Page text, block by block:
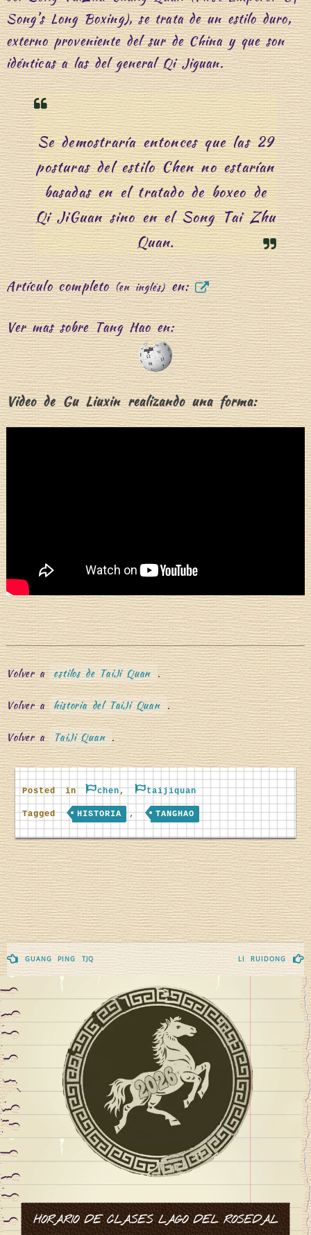
Song’s Long Boxing), se trata de un estilo duro,
externo proveniente del sur de China y que son
idénticas a las del general Qi Jiguan.
Se demostraría entonces que las 29
posturas del estilo Chen no estarían
basadas en el tratado de boxeo de
Qi JiGuan sino en el Song Tai Zhu
Quan.
Artículo completo(en inglés)en:
Ver mas sobre Tang Hao en:
Video de Gu Liuxin realizando una forma:
Volver a estilos de TaiJi Quan .
Volver a historia del TaiJi Quan .
Volver a TaiJi Quan .
Posted in chen, taijiquan
Tagged HISTORIA , TANGHAO
Navegación
de
entradas
GUANG PING TJQ LI RUIDONG
HORARIO DE CLASES LAGO DEL ROSEDAL